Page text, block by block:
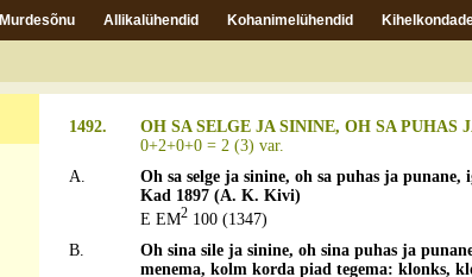
Murdesõnu Allikalühendid Kohanimelühendid
1492. OH SA SELGE JA SININE, OH SA PUHAS
0+2+0+0 = 2 (3) var.
A.
Oh sa selge ja sinine, oh sa puhas ja punane,
Kad 1897 (A. K. Kivi)
E EM2 100 (1347)
B.
Oh sina sile ja sinine, oh sina puhas ja
menema, kolm korda piad tegema: klonks,